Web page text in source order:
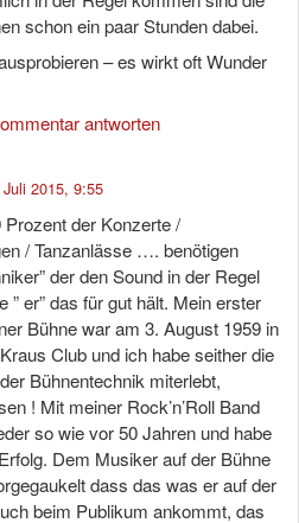
schon ein paar Stunden dabei.
– es wirkt oft Wunder
antworten
2015, 9:55
Prozent der Konzerte /
/ Tanzanlässe …. benötigen
der den Sound in der Regel
” er” das für gut hält. Mein erster
Bühne war am 3. August 1959 in
Club und ich habe seither die
Bühnentechnik miterlebt,
! Mit meiner Rock’n’Roll Band
so wie vor 50 Jahren und habe
Dem Musiker auf der Bühne
dass das was er auf der
beim Publikum ankommt, das